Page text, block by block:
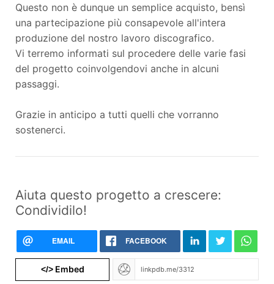
Questo non è dunque un semplice acquisto, bensì
una partecipazione più consapevole all'intera
produzione del nostro lavoro discografico.
Vi terremo informati sul procedere delle varie fasi
del progetto coinvolgendovi anche in alcuni
passaggi.
Grazie in anticipo a tutti quelli che vorranno
sostenerci.
Aiuta questo progetto a crescere:
Condividilo!
EMAIL FACEBOOK
</>Embed